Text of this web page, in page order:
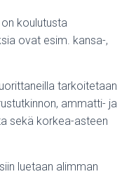
koulutusta
ovat esim. kansa-,
tarkoitetaan
ammatti- ja
sekä korkea-asteen
luetaan alimman